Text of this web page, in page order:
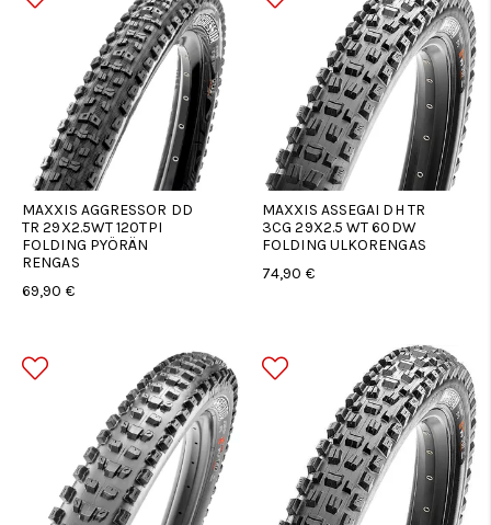
MAXXIS AGGRESSOR DD
TR 29X2.5WT 120TPI
FOLDING PYÖRÄN
RENGAS
69,90 €
MAXXIS ASSEGAI DH TR
3CG 29X2.5 WT 60DW
FOLDING ULKORENGAS
74,90 €